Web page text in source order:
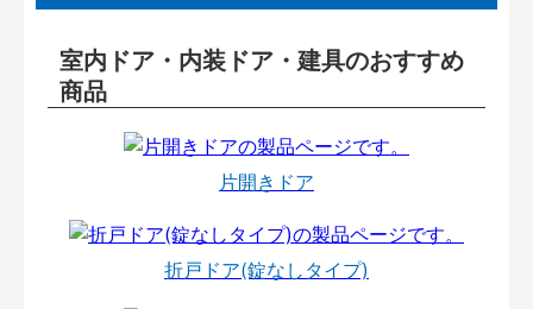
室内ドア・内装ドア・建具のおすすめ
商品
片開きドア
折戸ドア(錠なしタイプ)